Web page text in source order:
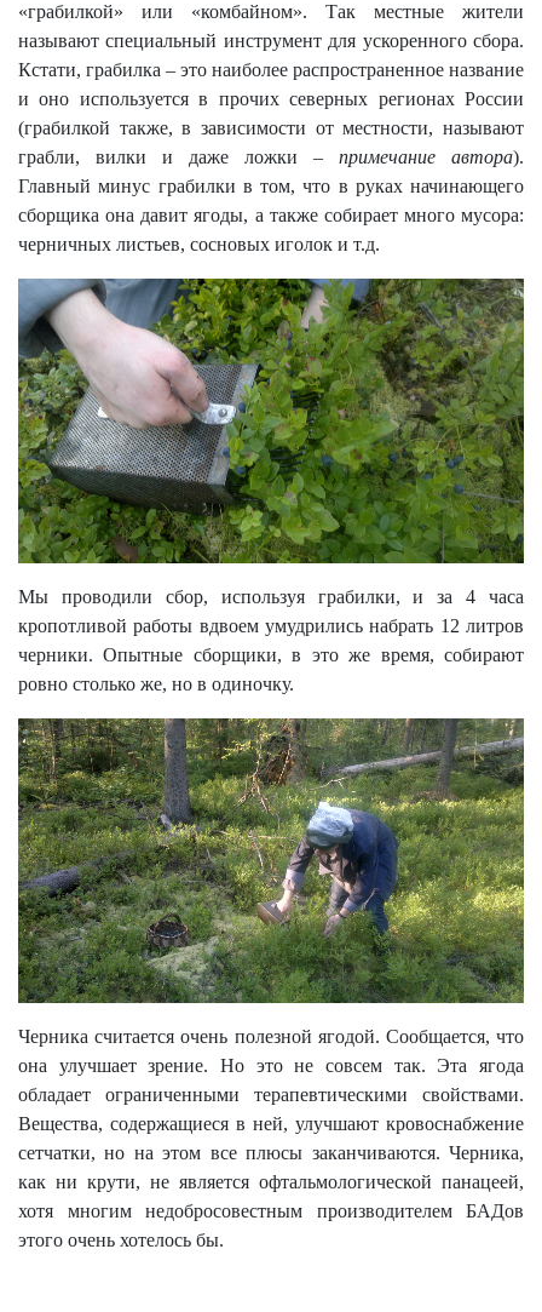
«грабилкой» или «комбайном». Так местные жители
называютспециальный инструмент для ускоренного сбора.
Кстати, грабилка – это наиболее распространенное название
и оно используется в прочих северных регионах России
(грабилкой также, в зависимости от местности, называют
грабли, вилки и даже ложки – примечание автора).
Главный минус грабилки в том, что в руках начинающего
сборщика она давит ягоды, а также собирает много мусора:
черничных листьев, сосновых иголок и т.д.
Мы проводили сбор, используя грабилки, и за 4 часа
кропотливой работы вдвоем умудрились набрать 12 литров
черники. Опытные сборщики, в это же время, собирают
ровно столько же, но в одиночку.
Черника считается очень полезной ягодой. Сообщается, что
она улучшает зрение. Но это не совсем так. Эта ягода
обладает ограниченными терапевтическими свойствами.
Вещества, содержащиеся в ней, улучшают кровоснабжение
сетчатки, но на этом все плюсы заканчиваются. Черника,
как ни крути, не является офтальмологической панацеей,
хотя многим недобросовестным производителем БАДов
этого очень хотелось бы.